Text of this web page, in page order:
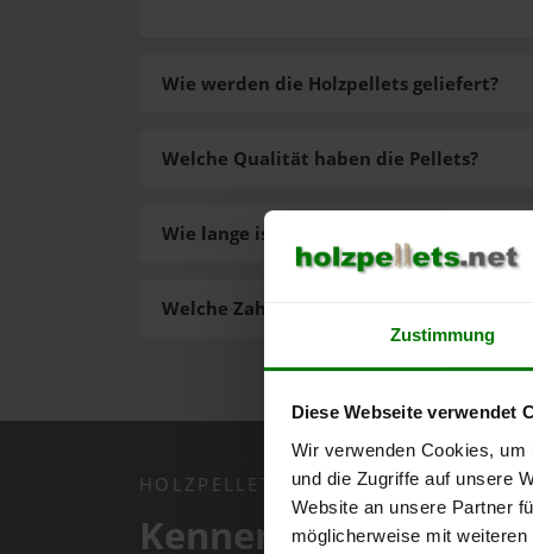
Zustimmung
Diese Webseite verwendet
Wir verwenden Cookies,
und die Zugriffe auf unsere
Website an unsere Partner
möglicherweise mit
Wie werden die Holzpellets geliefert?
Welche Zahlungsarten gibt es?
Welche Qualität haben die Pellets?
Wie lange ist die Lieferzeit der Pellets?
HOLZPELLETS.NET APP
Kennen Sie schon